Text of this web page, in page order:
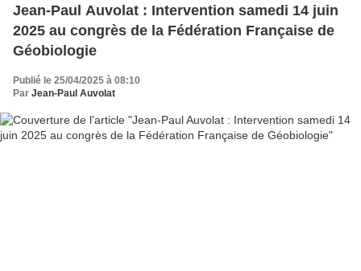
Jean-Paul Auvolat : Intervention samedi 14 juin
2025 au congrès de la Fédération Française de
Géobiologie
Publié le 25/04/2025 à 08:10
Par Jean-Paul Auvolat